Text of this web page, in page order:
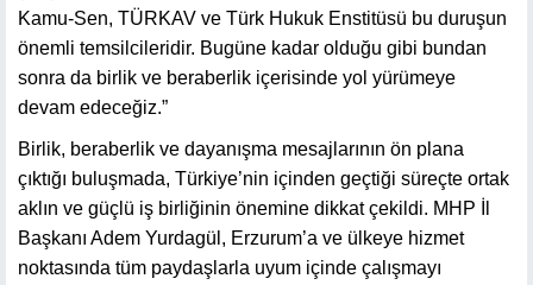
Kamu-Sen, TÜRKAV ve Türk Hukuk Enstitüsü bu duruşun
önemli temsilcileridir. Bugüne kadar olduğu gibi bundan
sonra da birlik ve beraberlik içerisinde yol yürümeye
devam edeceğiz.”
Birlik, beraberlik ve dayanışma mesajlarının ön plana
çıktığı buluşmada, Türkiye’nin içinden geçtiği süreçte ortak
aklın ve güçlü iş birliğinin önemine dikkat çekildi. MHP İl
Başkanı Adem Yurdagül, Erzurum’a ve ülkeye hizmet
noktasında tüm paydaşlarla uyum içinde çalışmayı